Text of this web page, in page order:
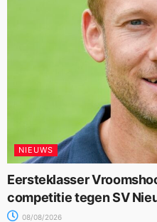
NIEUWS
Eersteklasser
competitie tegen SV
08/08/2026